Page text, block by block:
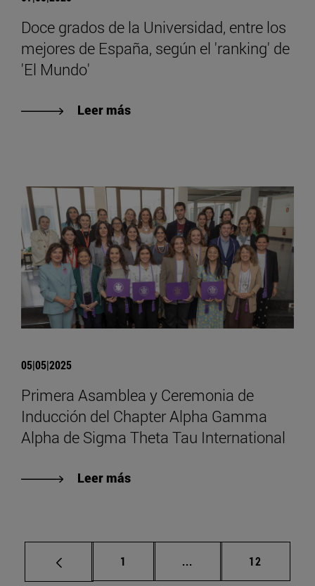
Doce grados de la Universidad, entre los
mejores de España, según el 'ranking' de
'El Mundo'
Leer más
05|05|2025
Primera Asamblea y Ceremonia de
Inducción del Chapter Alpha Gamma
Alpha de Sigma Theta Tau International
Leer más
Página
1 ... Páginas intermedias
Página
12